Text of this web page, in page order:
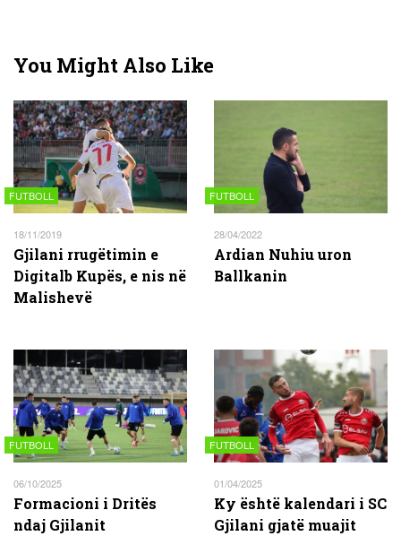
You Might Also Like
FUTBOLL
18/11/2019
Gjilani rrugëtimin e
Digitalb Kupës, e nis në
Malishevë
FUTBOLL
28/04/2022
Ardian Nuhiu uron
Ballkanin
FUTBOLL
06/10/2025
Formacioni i Dritës
ndaj Gjilanit
FUTBOLL
01/04/2025
Ky është kalendari i SC
Gjilani gjatë muajit